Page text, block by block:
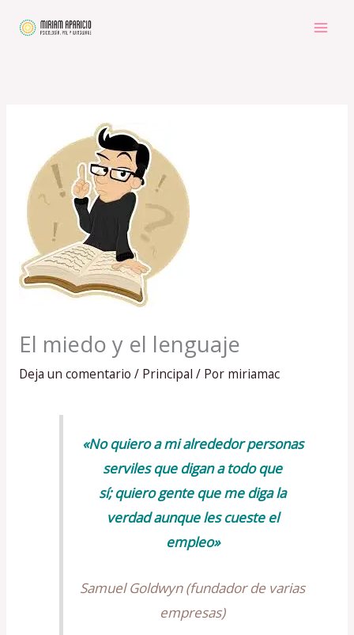
El miedo y el lenguaje
Deja un comentario / Principal / Por miriamac
«No quiero a mi alrededor personas
serviles que digan a todo que
sí;quiero gente que me diga la
verdad aunque les cueste el
empleo»
Samuel Goldwyn (fundador de varias
empresas)